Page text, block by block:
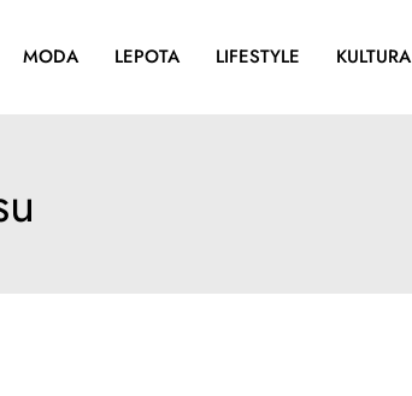
MODA LEPOTA LIFESTYLE KULTURA